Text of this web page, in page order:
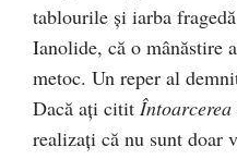
tablourile şi iarba
Ianolide, că o mânăstire
metoc. Un reper al
Dacă aţi citit
realizaţi că nu sunt doar